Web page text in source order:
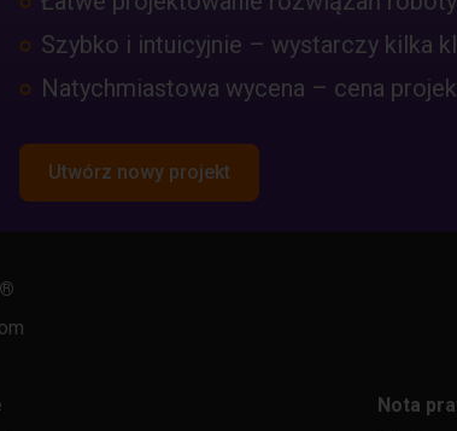
Szybko i intuicyjnie – wystarczy kilka
Natychmiastowa wycena – cena
Utwórz nowy projekt
®
Nota